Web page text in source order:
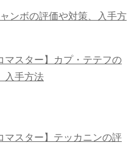
ンボの評価や対策、入手方
マスター】カプ・テテフの
入手方法
マスター】テッカニンの評